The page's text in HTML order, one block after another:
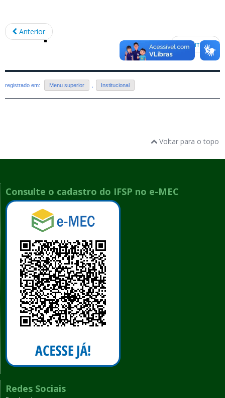
Anterior
Próximo
registrado em: Menu superior Institucional
Voltar para o topo
Consulte o cadastro do IFSP no e-MEC
Redes Sociais